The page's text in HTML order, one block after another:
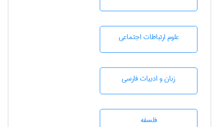
علوم ارتباطات اجتماعی
زبان و ادبيات فارسی
فلسفه